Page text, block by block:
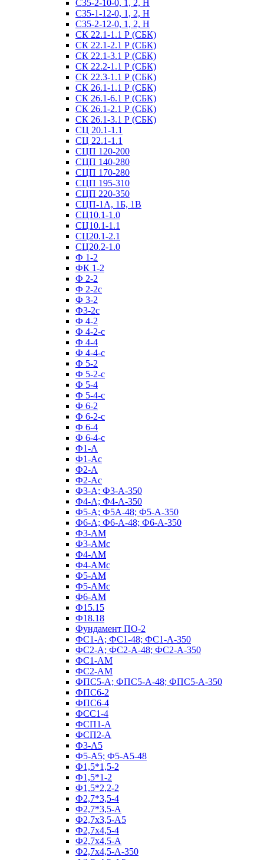
С35-2-10-0, 1, 2, Н
С35-1-12-0, 1, 2, Н
С35-2-12-0, 1, 2, Н
СК 22.1-1.1 Р (СБК)
СК 22.1-2.1 Р (СБК)
СК 22.1-3.1 Р (СБК)
СК 22.2-1.1 Р (СБК)
СК 22.3-1.1 Р (СБК)
СК 26.1-1.1 Р (СБК)
СК 26.1-6.1 Р (СБК)
СК 26.1-2.1 Р (СБК)
СК 26.1-3.1 Р (СБК)
СЦ 20.1-1.1
СЦ 22.1-1.1
СЦП 120-200
СЦП 140-280
СЦП 170-280
СЦП 195-310
СЦП 220-350
СЦП-1А, 1Б, 1В
СЦ10.1-1.0
СЦ10.1-1.1
СЦ20.1-2.1
СЦ20.2-1.0
Ф 1-2
ФК 1-2
Ф 2-2
Ф 2-2с
Ф 3-2
Ф3-2с
Ф 4-2
Ф 4-2-с
Ф 4-4
Ф 4-4-с
Ф 5-2
Ф 5-2-с
Ф 5-4
Ф 5-4-с
Ф 6-2
Ф 6-2-с
Ф 6-4
Ф 6-4-с
Ф1-А
Ф1-Ас
Ф2-А
Ф2-Ас
Ф3-А; Ф3-А-350
Ф4-А; Ф4-А-350
Ф5-А; Ф5А-48; Ф5-А-350
Ф6-А; Ф6-А-48; Ф6-А-350
Ф3-АМ
Ф3-АМс
Ф4-АМ
Ф4-АМс
Ф5-АМ
Ф5-АМс
Ф6-АМ
Ф15.15
Ф18.18
Фундамент ПО‑2
ФС1-А; ФС1-48; ФС1-А-350
ФС2-А; ФС2-А-48; ФС2-А-350
ФС1-АМ
ФС2-АМ
ФПС5-А; ФПС5-А-48; ФПС5-А-350
ФПС6-2
ФПС6-4
ФСС1-4
ФСП1-А
ФСП2-А
Ф3-А5
Ф5-А5; Ф5-А5-48
Ф1,5*1,5-2
Ф1,5*1-2
Ф1,5*2,2-2
Ф2,7*3,5-4
Ф2,7*3,5-А
Ф2,7х3,5-А5
Ф2,7х4,5-4
Ф2,7х4,5-А
Ф2,7х4,5-А-350